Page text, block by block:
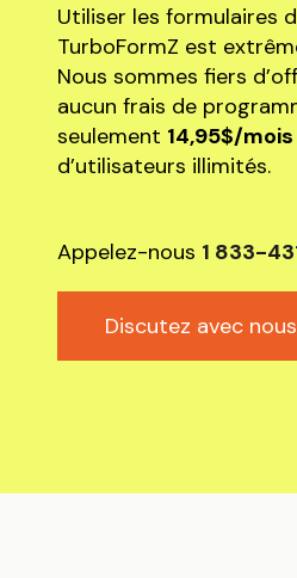
Utiliser les formulaires
TurboFormZ est
Nous sommes fiers
aucun frais de
seulement 14,95$/mois
d’utilisateurs illimités.
Appelez-nous 1 833-
Discutez avec